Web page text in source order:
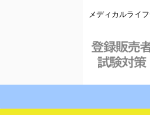
メディカルライ